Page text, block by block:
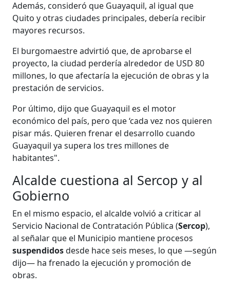
Además, consideró que Guayaquil, al igual que
Quito y otras ciudades principales, debería recibir
mayores recursos.
El burgomaestre advirtió que, de aprobarse el
proyecto, la ciudad perdería alrededor de USD 80
millones, lo que afectaría la ejecución de obras y la
prestación de servicios.
Por último, dijo que Guayaquil es el motor
económico del país, pero que ‘cada vez nos quieren
pisar más. Quieren frenar el desarrollo cuando
Guayaquil ya supera los tres millones de
habitantes".
Alcalde cuestiona al Sercop y al
Gobierno
En el mismo espacio, el alcalde volvió a criticar al
Servicio Nacional de Contratación Pública (Sercop),
al señalar que el Municipio mantiene procesos
suspendidosdesde hace seis meses, lo que —según
dijo— ha frenado la ejecución y promoción de
obras.